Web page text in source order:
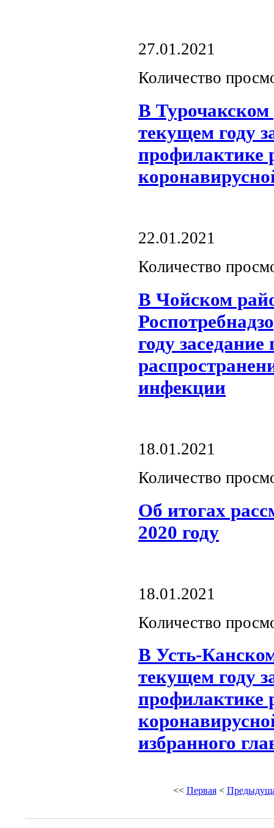
27.01.2021
Количество
В
текущем году
профилактике
22.01.2021
Количество
В Чойском
году
инфекции
18.01.2021
Количество
Об итогах
2020 году
18.01.2021
Количество
В Усть-
текущем году
профилактике
избранного
<< Первая<